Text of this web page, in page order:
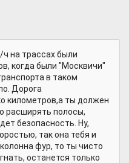
на трассах были
когда были "Москвичи"
в таком
Дорога
километров,а ты должен
расширять полосы,
безопасность. Ну,
так она тебя и
фур, то ты чисто
останется только